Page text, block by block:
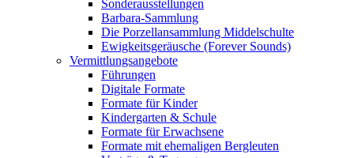
Sonderausstellungen
Barbara-Sammlung
Die Porzellansammlung Middelschulte
Ewigkeitsgeräusche (Forever Sounds)
Vermittlungsangebote
Führungen
Digitale Formate
Formate für Kinder
Kindergarten & Schule
Formate für Erwachsene
Formate mit ehemaligen Bergleuten